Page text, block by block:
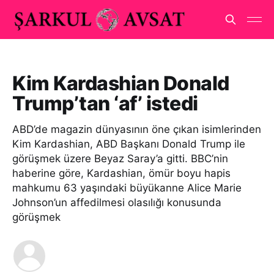
Kim Kardashian Donald
Trump’tan ‘af’ istedi
ABD’de magazin dünyasının öne çıkan isimlerinden
Kim Kardashian, ABD Başkanı Donald Trump ile
görüşmek üzere Beyaz Saray’a gitti. BBC’nin
haberine göre, Kardashian, ömür boyu hapis
mahkumu 63 yaşındaki büyükanne Alice Marie
Johnson’un affedilmesi olasılığı konusunda
görüşmek